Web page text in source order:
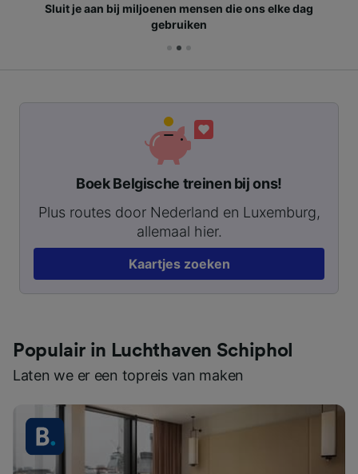
Sluit je aan bij miljoenen mensen die ons elke dag
gebruiken
Boek Belgische treinen bij ons!
Plus routes door Nederland en Luxemburg,
allemaal hier.
Kaartjes zoeken
Populair in Luchthaven Schiphol
Laten we er een topreis van maken